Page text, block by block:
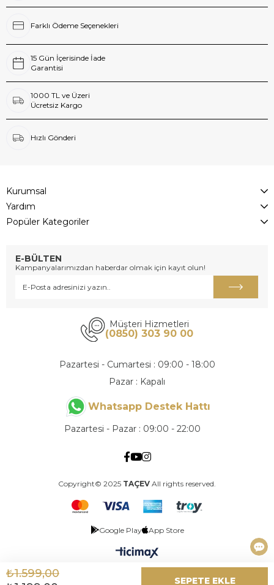
Farklı Ödeme Seçenekleri
15 Gün İçerisinde İade
Garantisi
1000 TL ve Üzeri
Ücretsiz Kargo
Hızlı Gönderi
Kurumsal
Yardım
Popüler Kategoriler
E-BÜLTEN
Kampanyalarımızdan haberdar olmak için kayıt olun!
Müşteri Hizmetleri
(0850) 303 90 00
Pazartesi - Cumartesi : 09:00 - 18:00
Pazar : Kapalı
Whatsapp Destek Hattı
Pazartesi - Pazar : 09:00 - 22:00
Copyright© 2025 TAÇEV All rights reserved.
Google Play App Store
₺1.599,00